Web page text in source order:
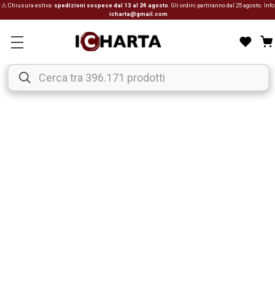
⚠ Chiusura estiva: spedizioni sospese dal 13 al 24 agosto . Gli ordini partiranno dal 25 agosto. Info:
icharta@gmail.com